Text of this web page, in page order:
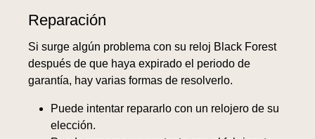
Reparación
Si surge algún problema con su reloj Black Forest
después de que haya expirado el periodo de
garantía, hay varias formas de resolverlo.
Puede intentar repararlo con un relojero de su
elección.